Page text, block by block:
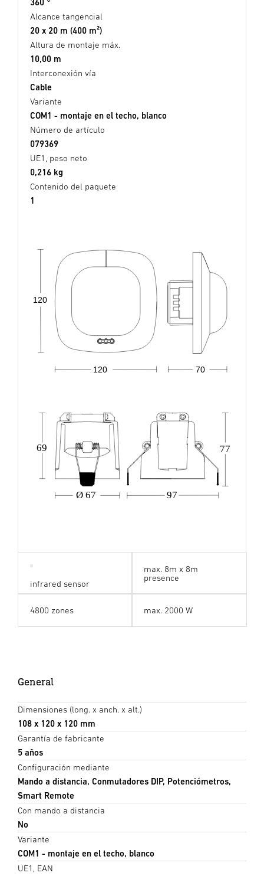
360 °
Alcance tangencial
20 x 20 m (400 m²)
Altura de montaje máx.
10,00 m
Interconexión vía
Cable
Variante
COM1 - montaje en el techo, blanco
Número de artículo
079369
UE1, peso neto
0,216 kg
Contenido del paquete
1
70
120
120
Ø 67 97
69 77
infrared sensor
max. 8m x 8m
presence
4800 zones max. 2000 W
General
Dimensiones (long. x anch. x alt.)
108 x 120 x 120 mm
Garantía de fabricante
5 años
Configuración mediante
Mando a distancia, Conmutadores DIP, Potenciómetros,
Smart Remote
Con mando a distancia
No
Variante
COM1 - montaje en el techo, blanco
UE1, EAN